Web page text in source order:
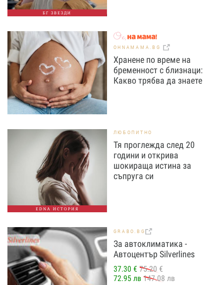
БГ ЗВЕЗДИ
OHNAMAMA.BG
Хранене по време на
бременност с близнаци:
Какво трябва да знаете
EDNA ИСТОРИЯ
ЛЮБОПИТНО
Тя проглежда след 20
години и открива
шокираща истина за
съпруга си
GRABO.BG
За автоклиматика -
Автоцентър Silverlines
37.30 € 75.20 €
72.95 лв 147.08 лв